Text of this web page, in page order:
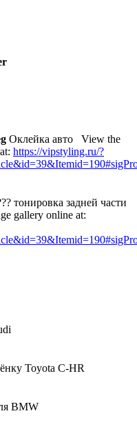
Оклейка авто
View the
https://vipstyling.ru/?
тонировка задней части
gallery online at:
Toyota C-HR
BMW